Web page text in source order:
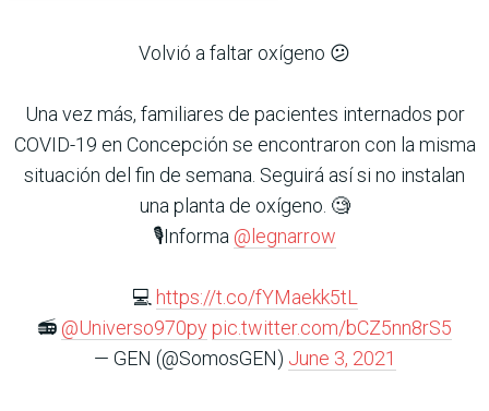
Volvió a faltar oxígeno 😕
Una vez más, familiares de pacientes internados por
COVID-19 en Concepción se encontraron con la misma
situación del fin de semana. Seguirá así si no instalan
una planta de oxígeno. 🧐
🎙️Informa @legnarrow
💻 https://t.co/fYMaekk5tL
📻 @Universo970py pic.twitter.com/bCZ5nn8rS5
— GEN (@SomosGEN) June 3, 2021